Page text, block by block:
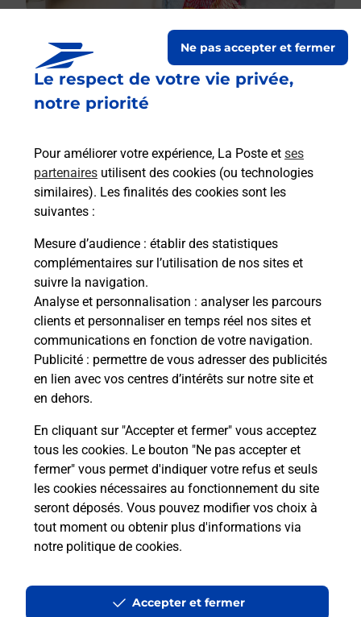
Le respect de votre vie privée,
notre priorité
Pour améliorer votre expérience, La Poste et ses
partenaires utilisent des cookies (ou technologies
similaires). Les finalités des cookies sont les
suivantes :
Mesure d’audience : établir des statistiques
complémentaires sur l’utilisation de nos sites et
suivre la navigation.
Analyse et personnalisation : analyser les parcours
clients et personnaliser en temps réel nos sites et
communications en fonction de votre navigation.
Publicité : permettre de vous adresser des publicités
en lien avec vos centres d’intérêts sur notre site et
en dehors.
En cliquant sur "Accepter et fermer" vous acceptez
tous les cookies. Le bouton "Ne pas accepter et
fermer" vous permet d'indiquer votre refus et seuls
les cookies nécessaires au fonctionnement du site
seront déposés. Vous pouvez modifier vos choix à
tout moment ou obtenir plus d'informations via
notre politique de cookies.
Ne pas accepter et fermer
Accepter et fermer
Boîte aux lettres La Poste
10 Rue Benard
51250 Cheminon
Le lien s'ouvre dans un nouvel onglet
Boîte aux Lettres La Poste
Prochaine collecte du courrierlundià 08h00
1 Place De La Mairie
51250 Cheminon
Le lien s'ouvre dans un nouvel onglet
Localiser Liste Boîtes aux lettres Marne Cheminon
Accessibilité : partiellement conforme